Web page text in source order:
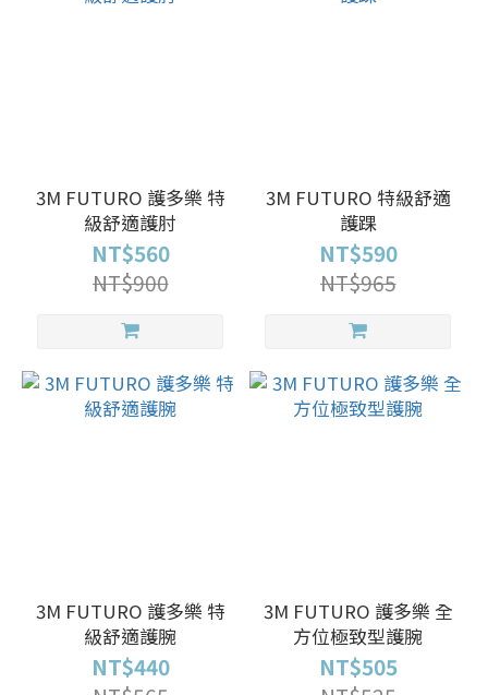
3M FUTURO 護多樂 特
級舒適護肘
NT$560
NT$900
3M FUTURO 特級舒適
護踝
NT$590
NT$965
3M FUTURO 護多樂 特
級舒適護腕
NT$440
3M FUTURO 護多樂 全
方位極致型護腕
NT$505